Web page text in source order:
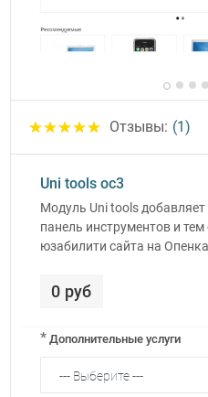
Отзывы: (1)
Uni tools oc3
Модуль Uni tools
панель инструментов и
юзабилити сайта на
0 руб
* Дополнительные услуги